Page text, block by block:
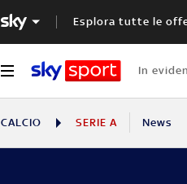
Esplora tutte le
In
CALCIO SERIE A News